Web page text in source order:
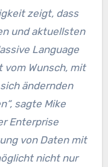
zeigt, dass
und aktuellsten
Language
Wunsch, mit
ändernden
sagte Mike
Enterprise
von Daten mit
nicht nur